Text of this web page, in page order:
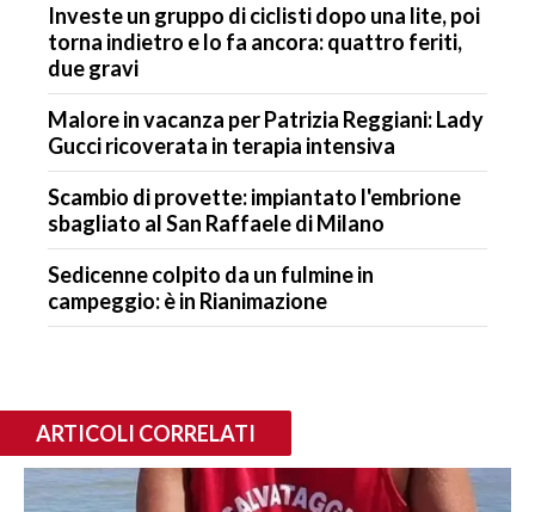
Investe un gruppo di ciclisti dopo una lite, poi
torna indietro e lo fa ancora: quattro feriti,
due gravi
Malore in vacanza per Patrizia Reggiani: Lady
Gucci ricoverata in terapia intensiva
Scambio di provette: impiantato l'embrione
sbagliato al San Raffaele di Milano
Sedicenne colpito da un fulmine in
campeggio: è in Rianimazione
ARTICOLI CORRELATI